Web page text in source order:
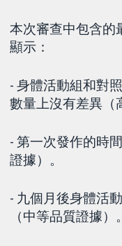
本次審查中包含的
顯示：
- 身體活動組和對
數量上沒有差異（
- 第一次發作的時
證據）。
- 九個月後身體活
（中等品質證據）。